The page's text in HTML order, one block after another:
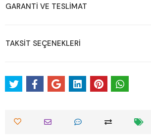
GARANTİ VE TESLİMAT
TAKSİT SEÇENEKLERİ